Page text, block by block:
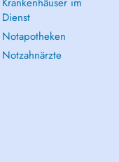
Dienst
Notapotheken
Notzahnärzte